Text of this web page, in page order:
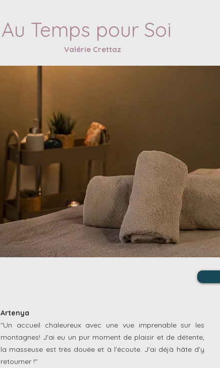
Au Temps pour Soi
Valérie Crettaz
Artenya
"Un accueil chaleureux avec une vue imprenable sur les
montagnes! J'ai eu un pur moment de plaisir et de détente,
la masseuse est très douée et à l'écoute. J'ai déjà hâte d'y
retourner !"